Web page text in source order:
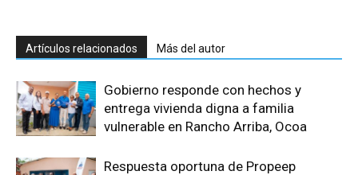
Artículos relacionados Más del autor
Gobierno responde con hechos y
entrega vivienda digna a familia
vulnerable en Rancho Arriba, Ocoa
Respuesta oportuna de Propeep